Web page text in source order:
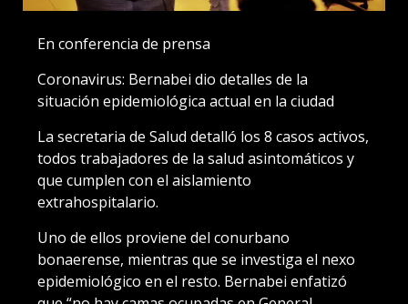
En conferencia de prensa
Coronavirus: Bernabei dio detalles de la
situación epidemiológica actual en la ciudad
La secretaria de Salud detalló los 8 casos activos,
todos trabajadores de la salud asintomáticos y
que cumplen con el aislamiento
extrahospitalario.
Uno de ellos proviene del conurbano
bonaerense, mientras que se investiga el nexo
epidemiológico en el resto. Bernabei enfatizó